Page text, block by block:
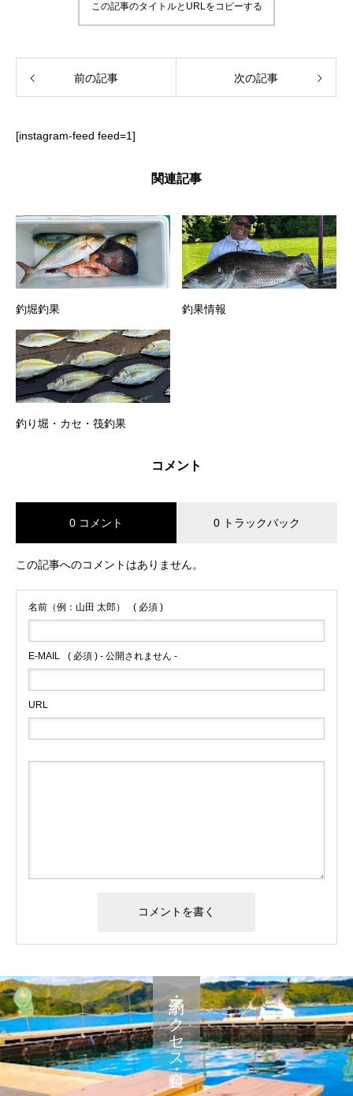
この記事のタイトルとURLをコピーする
前の記事 次の記事
[instagram-feed feed=1]
関連記事
釣堀釣果 釣果情報
釣り堀・カセ・筏釣果
コメント
0 コメント 0 トラックバック
この記事へのコメントはありません。
名前（例：山田 太郎） ( 必須 )
E-MAIL ( 必須 ) - 公開されません -
URL
予約・アクセス・料金